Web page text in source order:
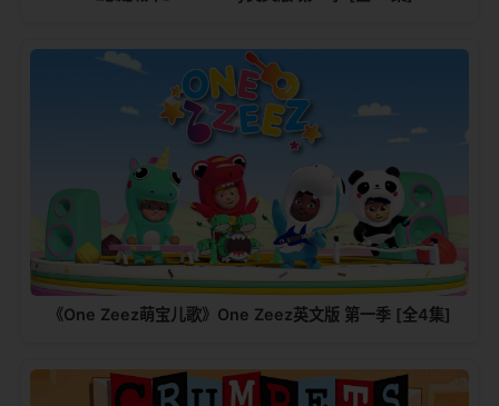
《One Zeez萌宝儿歌》One Zeez英文版 第一季 [全4集]